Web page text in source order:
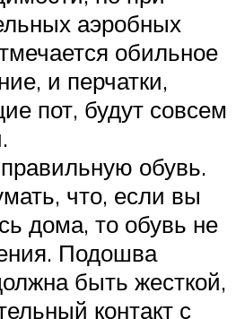
аэробных
обильное
и перчатки,
пот, будут совсем
обувь.
что, если вы
дома, то обувь не
Подошва
быть жесткой,
контакт с